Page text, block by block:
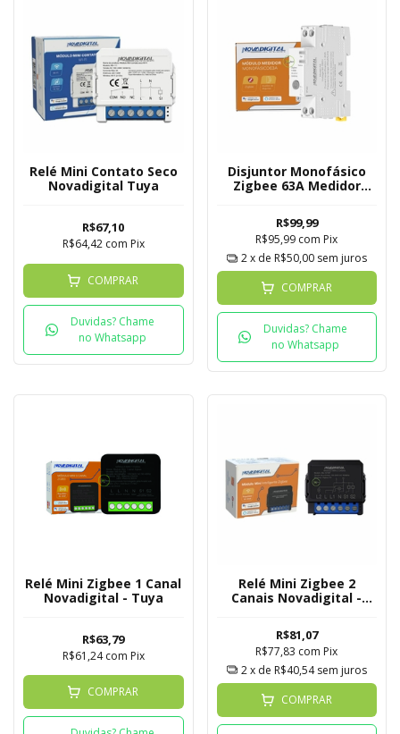
Relé Mini Contato Seco
Novadigital Tuya
R$67,10
R$64,42 com Pix
COMPRAR
Duvidas? Chame
no Whatsapp
Disjuntor Monofásico
Zigbee 63A Medidor
R$99,99
R$95,99 com Pix
2x de R$50,00 sem juros
COMPRAR
Duvidas? Chame
no Whatsapp
Relé Mini Zigbee 1 Canal
Novadigital - Tuya
R$63,79
R$61,24com Pix
COMPRAR
Relé Mini Zigbee 2
Canais Novadigital -
R$81,07
R$77,83 com Pix
2x de R$40,54 sem juros
COMPRAR